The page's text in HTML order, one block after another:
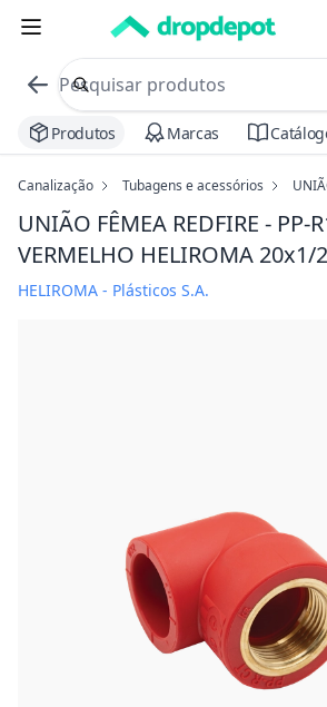
commerce search no header
Procurar
Produtos Marcas
Canalização Tubagens e acessórios
UNIÃO FÊMEA REDFIRE - PP-
VERMELHO HELIROMA 20x1/
HELIROMA - Plásticos S.A.